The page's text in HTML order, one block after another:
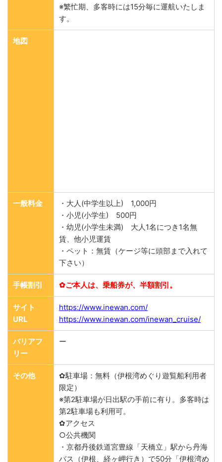
※繁忙期、多客時には15分毎に運航いたしま
す。
地図
一般料金
・大人(中学生以上) 1,000円
・小児(小学生) 500円
・幼児(小学生未満) 大人1名につき1名無
賃、他小児運賃
・ペット：無賃（ケージ等に頭部まで入れて
下さい）
手帳割引 ✿ご本人は、乗船券が、半額割引。
サイト
URL
https://www.inewan.com/
https://www.inewan.com/inewan_cruise/
バリアフ
リー
ー
その他
✿駐車場：無料（伊根湾めぐり遊覧船利用者
限定）
※第2駐車場が日出駅の手前に有り。多客時は
第2駐車場も利用可。
✿アクセス
○公共機関
・京都丹後鉄道宮豊線「天橋立」駅から丹海
バス（伊根、経ヶ岬行き）で50分「伊根湾め